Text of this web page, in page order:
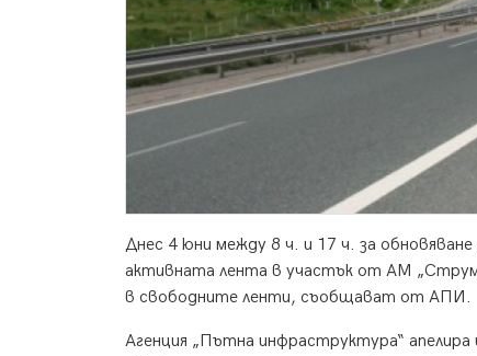
Днес 4 юни между 8 ч. и 17 ч. за
активната лента в участък от АМ
в свободните ленти, съобщават от АПИ.
Агенция „Пътна инфраструктура“